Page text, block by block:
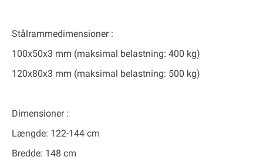
Stålrammedimensioner:
100x50x3 mm (maksimal belastning: 400 kg)
120x80x3 mm (maksimal belastning: 500 kg)
Dimensioner:
Længde: 122-144 cm
Bredde: 148 cm